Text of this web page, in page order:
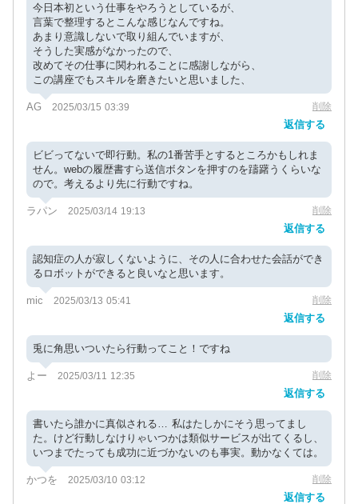
今日本初という仕事をやろうとしているが、
言葉で整理するとこんな感じなんですね。
あまり意識しないで取り組んでいますが、
そうした実感がなかったので、
改めてその仕事に関われることに感謝しながら、
この講座でもスキルを磨きたいと思いました、
AG 2025/03/15 03:39 削除
返信する
ビビってないで即行動。私の1番苦手とするところかもしれま
せん。webの履歴書すら送信ボタンを押すのを躊躇うくらいな
ので。考えるより先に行動ですね。
ラパン 2025/03/14 19:13 削除
返信する
認知症の人が寂しくないように、その人に合わせた会話ができ
るロボットができると良いなと思います。
mic 2025/03/13 05:41 削除
返信する
兎に角思いついたら行動ってこと！ですね
よー 2025/03/11 12:35 削除
返信する
書いたら誰かに真似される… 私はたしかにそう思ってまし
た。けど行動しなけりゃいつかは類似サービスが出てくるし、
いつまでたっても成功に近づかないのも事実。動かなくては。
かつを 2025/03/10 03:12 削除
返信する